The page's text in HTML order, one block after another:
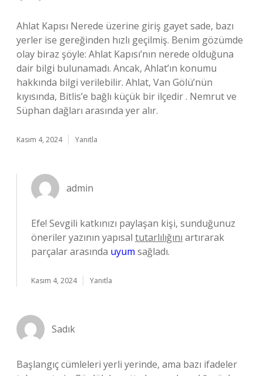
Ahlat Kapısı Nerede üzerine giriş gayet sade, bazı
yerler ise gereğinden hızlı geçilmiş. Benim gözümde
olay biraz şöyle: Ahlat Kapısı’nın nerede olduğuna
dair bilgi bulunamadı. Ancak, Ahlat’ın konumu
hakkında bilgi verilebilir. Ahlat, Van Gölü’nün
kıyısında, Bitlis’e bağlı küçük bir ilçedir . Nemrut ve
Süphan dağları arasında yer alır.
Kasım 4, 2024 Yanıtla
admin
Efe! Sevgili katkınızı paylaşan kişi, sunduğunuz
öneriler yazının yapısal tutarlılığını artırarak
parçalar arasında uyum sağladı.
Kasım 4, 2024 Yanıtla
Sadık
Başlangıç cümleleri yerli yerinde, ama bazı ifadeler